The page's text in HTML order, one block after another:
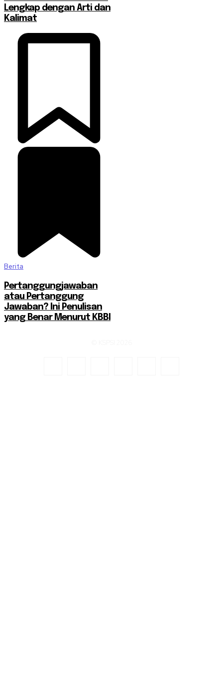
Lengkap dengan Arti dan
Kalimat
Berita
Pertanggungjawaban
atau Pertanggung
Jawaban? Ini Penulisan
yang Benar Menurut KBBI